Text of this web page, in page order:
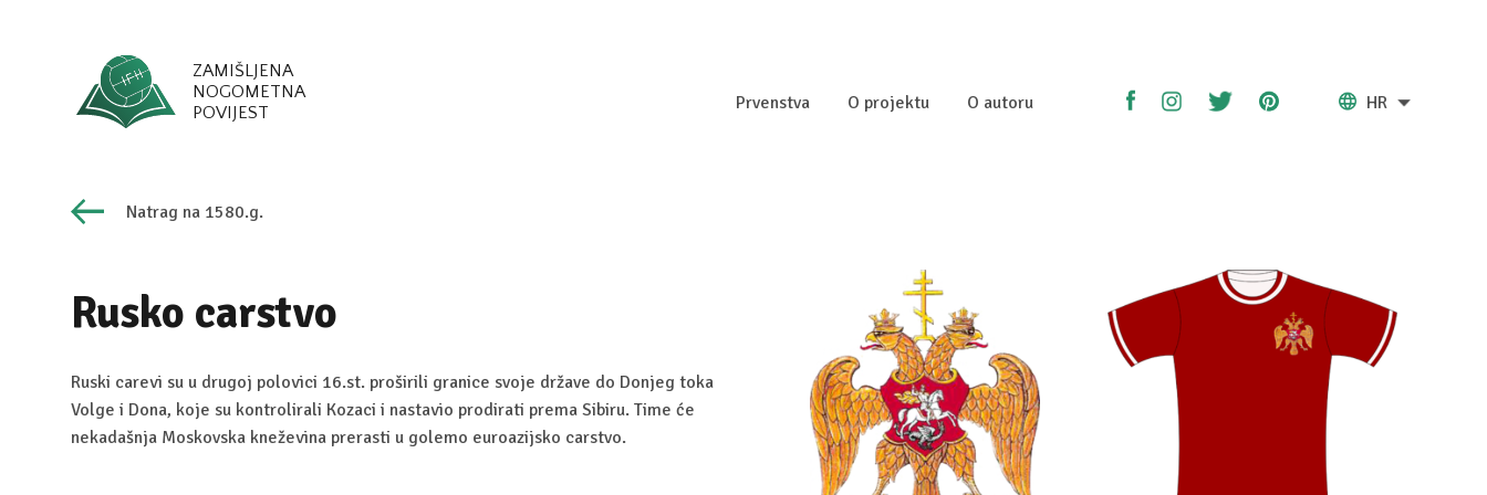
ZAMIŠLJENA
NOGOMETNA
POVIJEST
Prvenstva O projektu O autoru HR
Natrag na 1580.g.
Rusko carstvo
Ruski carevi su u drugoj polovici 16.st. proširili granice svoje države do Donjeg toka
Volge i Dona, koje su kontrolirali Kozaci i nastavio prodirati prema Sibiru. Time će
nekadašnja Moskovska kneževina prerasti u golemo euroazijsko carstvo.